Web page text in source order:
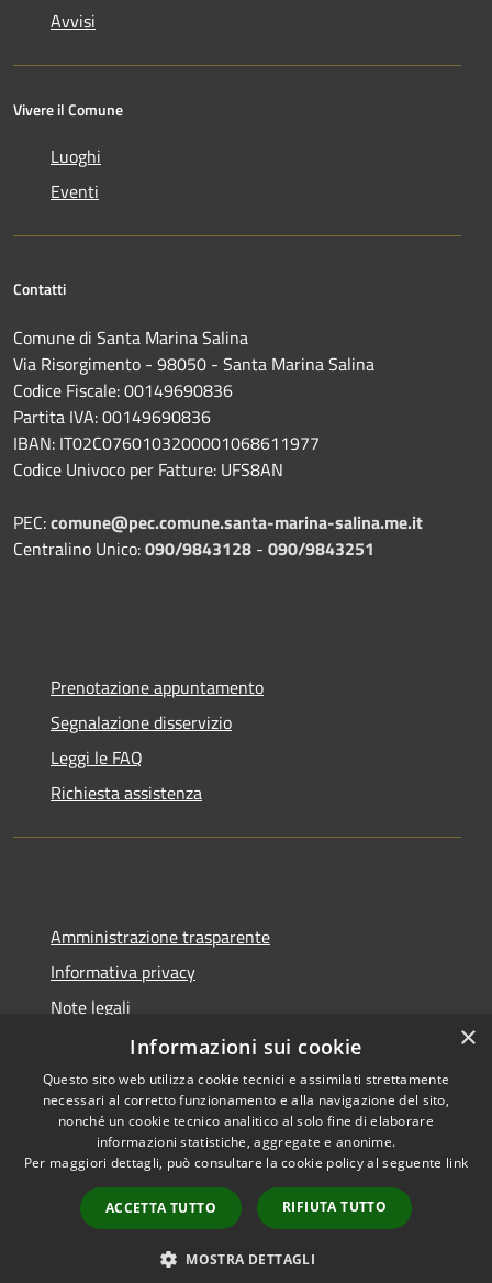
Avvisi
Vivere il Comune
Luoghi
Eventi
Contatti
Comune di Santa Marina Salina
Via Risorgimento - 98050 - Santa Marina Salina
Codice Fiscale: 00149690836
Partita IVA: 00149690836
IBAN: IT02C0760103200001068611977
Codice Univoco per Fatture: UFS8AN
PEC:comune@pec.comune.santa-marina-salina.me.it
Centralino Unico:090/9843128 - 090/9843251
Prenotazione appuntamento
Segnalazione disservizio
Leggi le FAQ
Richiesta assistenza
Amministrazione trasparente
Informativa privacy
Note legali
Dichiarazione di accessibilità
RSS
Accessibilità
Copyright © 2026 • Comune di
byMunicipium
Accesso
redazione
×
Informazioni sui cookie
Questo sito web utilizza cookie tecnici e assimilati strettamente
necessari al corretto funzionamento e alla navigazione del sito,
nonché un cookie tecnico analitico al solo fine di elaborare
informazioni statistiche, aggregate e anonime.
Per maggiori dettagli, può consultare la cookie policy al seguente link
ACCETTA TUTTO RIFIUTA TUTTO
MOSTRA DETTAGLI